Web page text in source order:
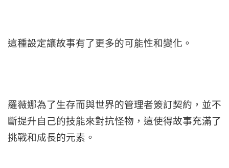
這種設定讓故事有了更多的可能性和變化。
羅薇娜為了生存而與世界的管理者簽訂契約，並不
斷提升自己的技能來對抗怪物，這使得故事充滿了
挑戰和成長的元素。